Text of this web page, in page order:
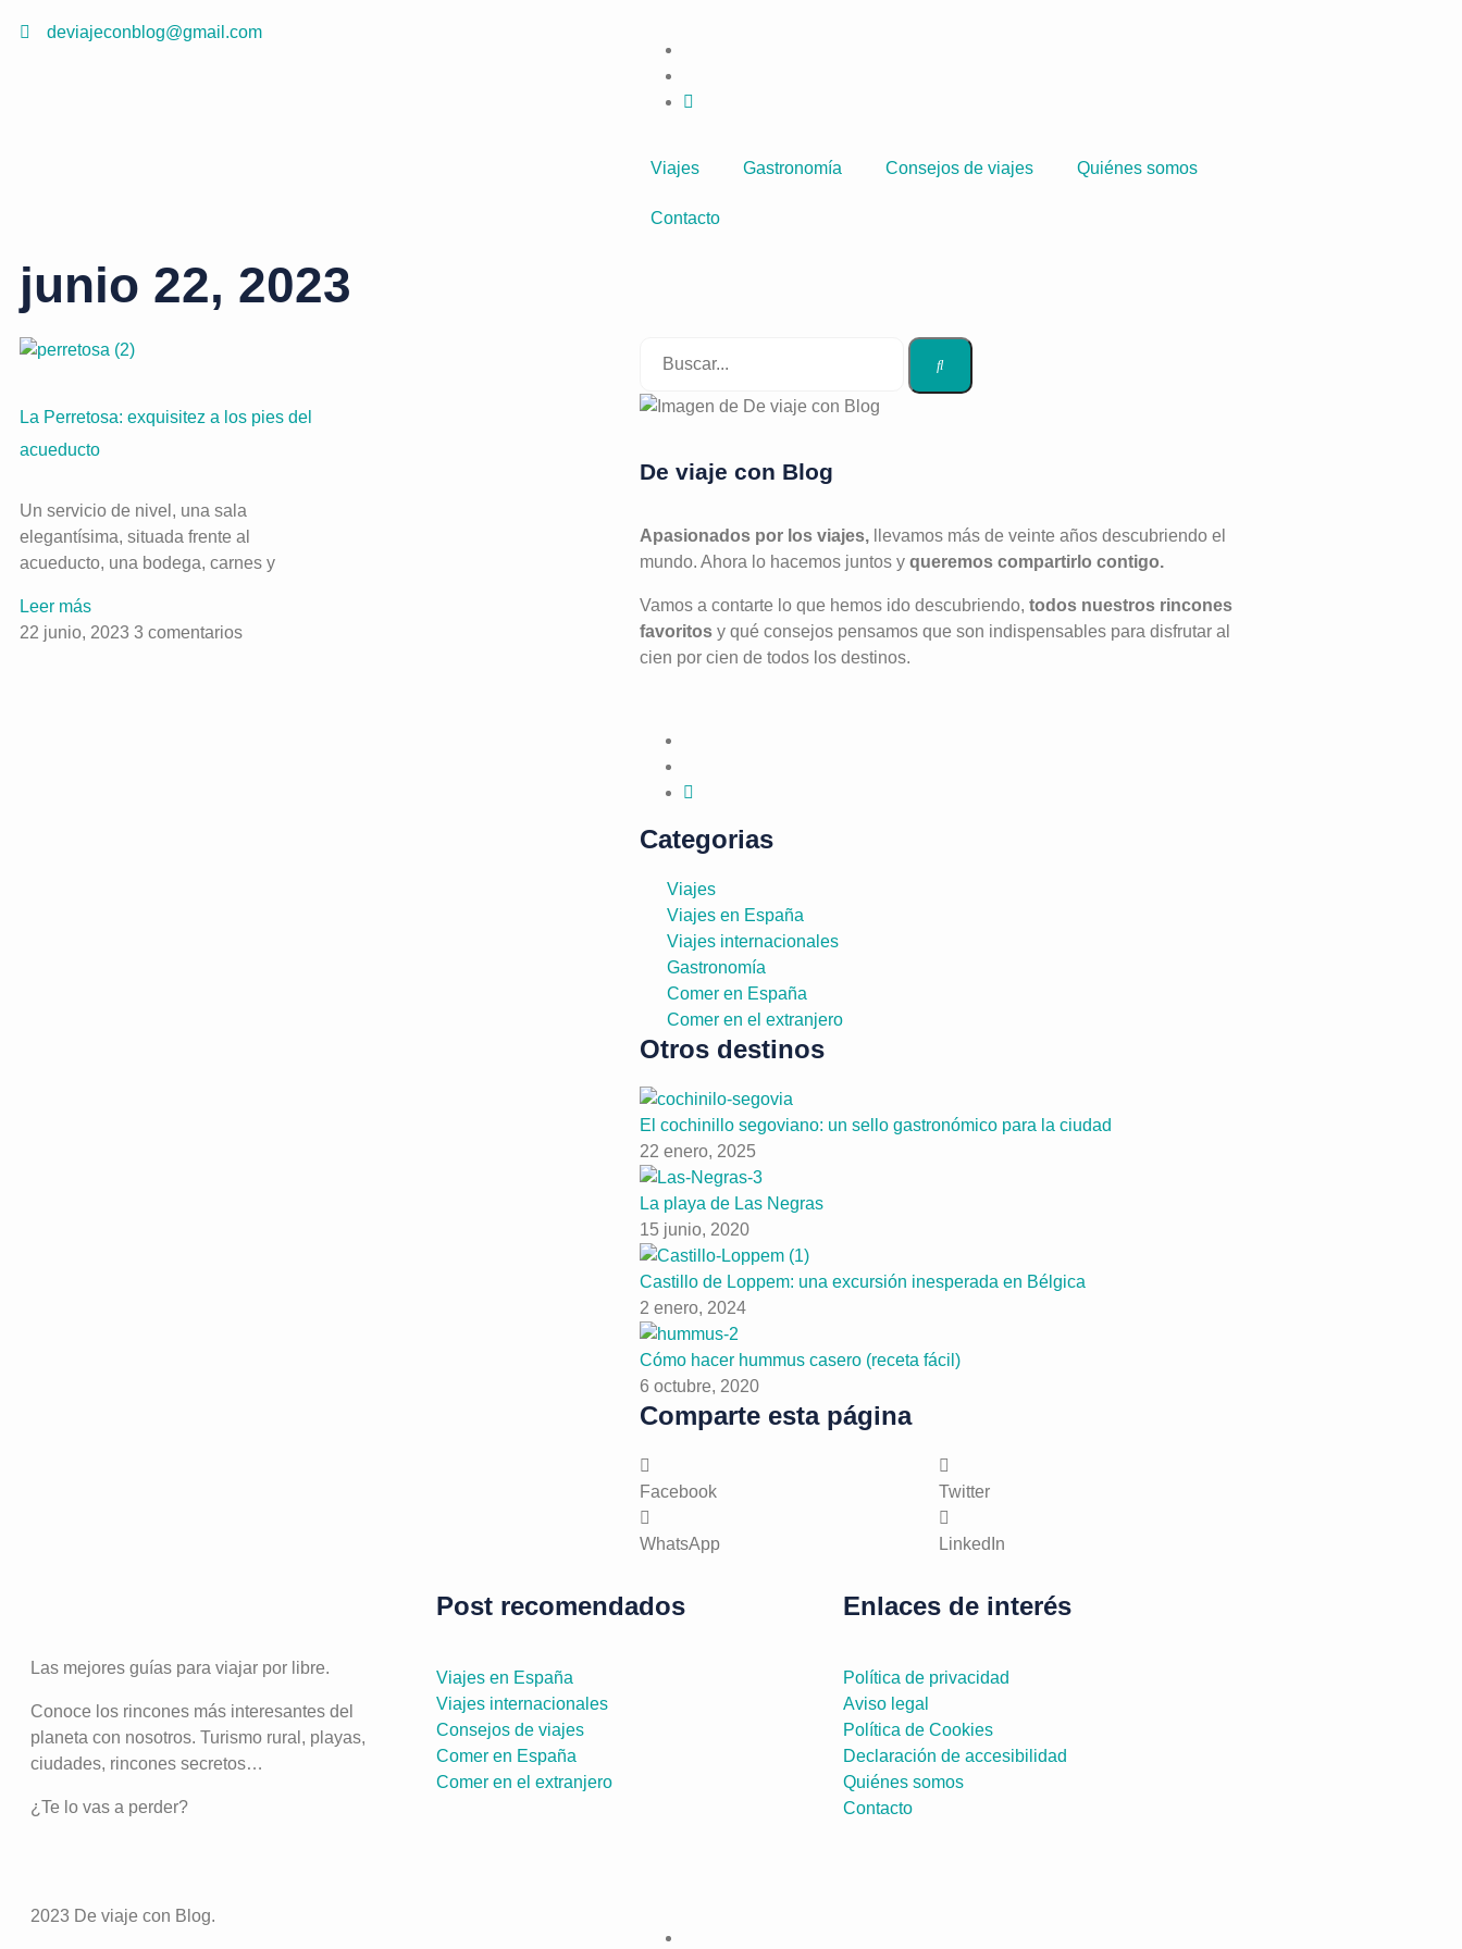
deviajeconblog@gmail.com
Viajes Gastronomía Consejos de viajes Quiénes somos
Contacto
junio 22, 2023
La Perretosa: exquisitez a los pies del
acueducto
Un servicio de nivel, una sala
elegantísima, situada frente al
acueducto, una bodega, carnes y
Leer más
22 junio, 2023 3 comentarios
De viaje con Blog
Apasionados por los viajes,
llevamos más de veinte años descubriendo el
mundo. Ahora lo hacemos juntos y queremos compartirlo contigo.
Vamos a contarte lo que hemos ido descubriendo, todos nuestros rincones
favoritos y qué consejos pensamos que son indispensables para disfrutar al
cien por cien de todos los destinos.
Categorias
Viajes
Viajes en España
Viajes internacionales
Gastronomía
Comer en España
Comer en el extranjero
Otros destinos
El cochinillo segoviano: un sello gastronómico para la ciudad
22 enero, 2025
La playa de Las Negras
15 junio, 2020
Castillo de Loppem: una excursión inesperada en Bélgica
2 enero, 2024
Cómo hacer hummus casero (receta fácil)
6 octubre, 2020
Comparte esta página
Facebook Twitter
WhatsApp LinkedIn
Las mejores guías para viajar por libre.
Conoce los rincones más interesantes del
planeta con nosotros. Turismo rural, playas,
ciudades, rincones secretos…
¿Te lo vas a perder?
Post recomendados
Viajes en España
Viajes internacionales
Consejos de viajes
Comer en España
Comer en el extranjero
Enlaces de interés
Política de privacidad
Aviso legal
Política de Cookies
Declaración de accesibilidad
Quiénes somos
Contacto
2023 De viaje con Blog.